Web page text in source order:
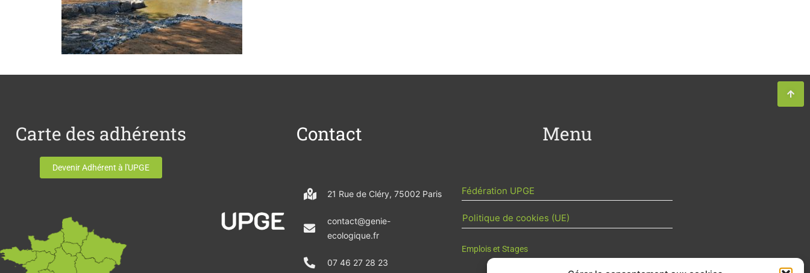
Carte des adhérents
Devenir Adhérent à l'UPGE
Contact
21 Rue de Cléry, 75002 Paris
contact@genie-
ecologique.fr
07 46 27 28 23
Menu
Fédération UPGE
Politique de cookies (UE)
Emplois et Stages